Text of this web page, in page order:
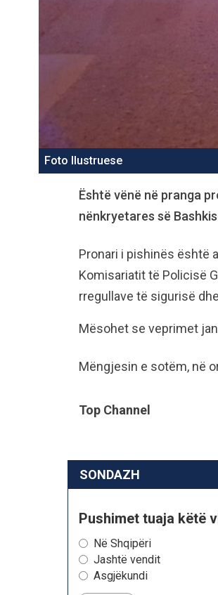
Foto Ilustruese
Është vënë në pranga
nënkryetares së
Pronari i pishinës është
Komisariatit të Policisë
rregullave të sigurisë
Mësohet se veprimet
Mëngjesin e sotëm, në
Top Channel
SONDAZH
Pushimet tuaja këtë
Në Shqipëri
Jashtë vendit
Asgjëkundi